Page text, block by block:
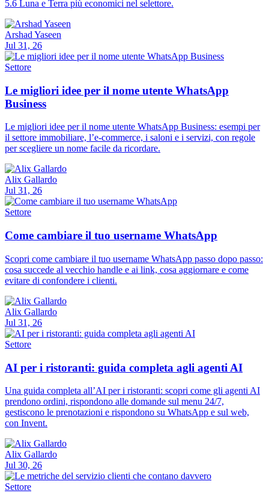
5.6 Luna e Terra più economici nel selettore.
Arshad Yaseen
Jul 31, 26
Settore
Le migliori idee per il nome utente WhatsApp
Business
Le migliori idee per il nome utente WhatsApp Business: esempi per
il settore immobiliare, l’e-commerce, i saloni e i servizi, con regole
per scegliere un nome facile da ricordare.
Alix Gallardo
Jul 31, 26
Settore
Come cambiare il tuo username WhatsApp
Scopri come cambiare il tuo username WhatsApp passo dopo passo:
cosa succede al vecchio handle e ai link, cosa aggiornare e come
evitare di confondere i clienti.
Alix Gallardo
Jul 31, 26
Settore
AI per i ristoranti: guida completa agli agenti AI
Una guida completa all’AI per i ristoranti: scopri come gli agenti AI
prendono ordini, rispondono alle domande sul menu 24/7,
gestiscono le prenotazioni e rispondono su WhatsApp e sul web,
con Invent.
Alix Gallardo
Jul 30, 26
Settore